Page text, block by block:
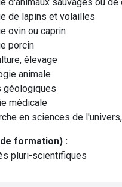
de lapins et volailles
ovin ou caprin
porcin
élevage
animale
géologiques
médicale
en sciences de
formation) :
pluri-scientifiques